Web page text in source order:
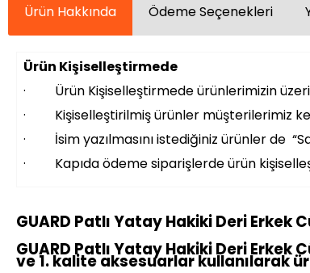
Ürün Hakkında Ödeme Seçenekleri
Ürün Kişiselleştirmede
· Ürün Kişiselleştirmede ürünlerimizin
· Kişiselleştirilmiş ürünler müşterilerimiz
· İsim yazılmasını istediğiniz ürünler de
· Kapıda ödeme siparişlerde ürün
GUARD Patlı Yatay Hakiki Deri Erkek
GUARD Patlı Yatay Hakiki Deri Erkek
ve 1. kalite aksesuarlar kullanılarak